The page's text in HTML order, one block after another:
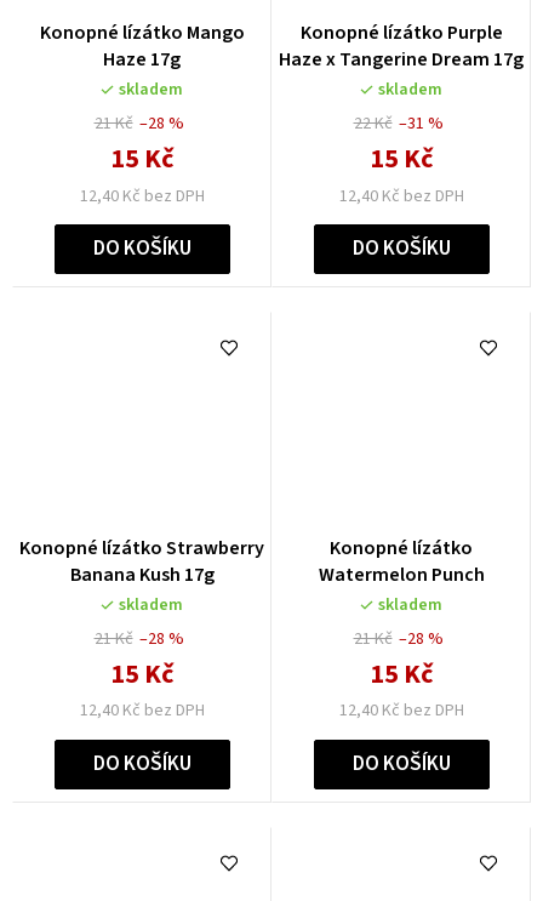
Konopné lízátko Mango
Haze 17g
skladem
21 Kč
12,40 Kč bez DPH
15 Kč
–28 %
DO KOŠÍKU
Konopné lízátko Purple
Haze x Tangerine Dream 17g
skladem
22 Kč
12,40 Kč bez DPH
15 Kč
–31 %
DO KOŠÍKU
Konopné lízátko Strawberry
Banana Kush 17g
skladem
21 Kč
12,40 Kč bez DPH
15 Kč
–28 %
DO KOŠÍKU
Konopné lízátko
Watermelon Punch
skladem
21 Kč
12,40 Kč bez DPH
15 Kč
–28 %
DO KOŠÍKU